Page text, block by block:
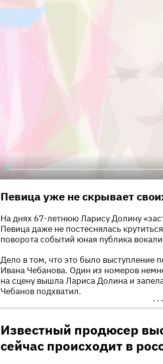
Певица уже не скрывает
На днях 67-летнюю Ларису Долину
Певица даже не постеснялась
поворота событий юная публика
Дело в том, что это было выступление
Ивана Чебанова. Один из номеров
на сцену вышла Лариса Долина и
Чебанов подхватил.
•••
Известный продюсер
сейчас происходит в